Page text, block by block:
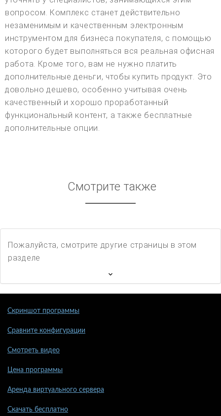
вопросом. Комплекс станет действительно
незаменимым и качественным электронным
инструментом для бизнеса покупателя, с помощью
которого будет выполняться вся реальная офисная
работа. Кроме того, вам не нужно платить
дополнительные деньги, чтобы купить продукт. Это
довольно дешево, особенно учитывая очень
качественный и хорошо проработанный
функциональный контент, а также бесплатные
дополнительные опции.
Смотрите также
Пожалуйста, смотрите другие страницы в этом
разделе
Скриншот программы
Сравните конфигурации
Смотреть видео
Цена программы
Аренда виртуального сервера
Скачать бесплатно